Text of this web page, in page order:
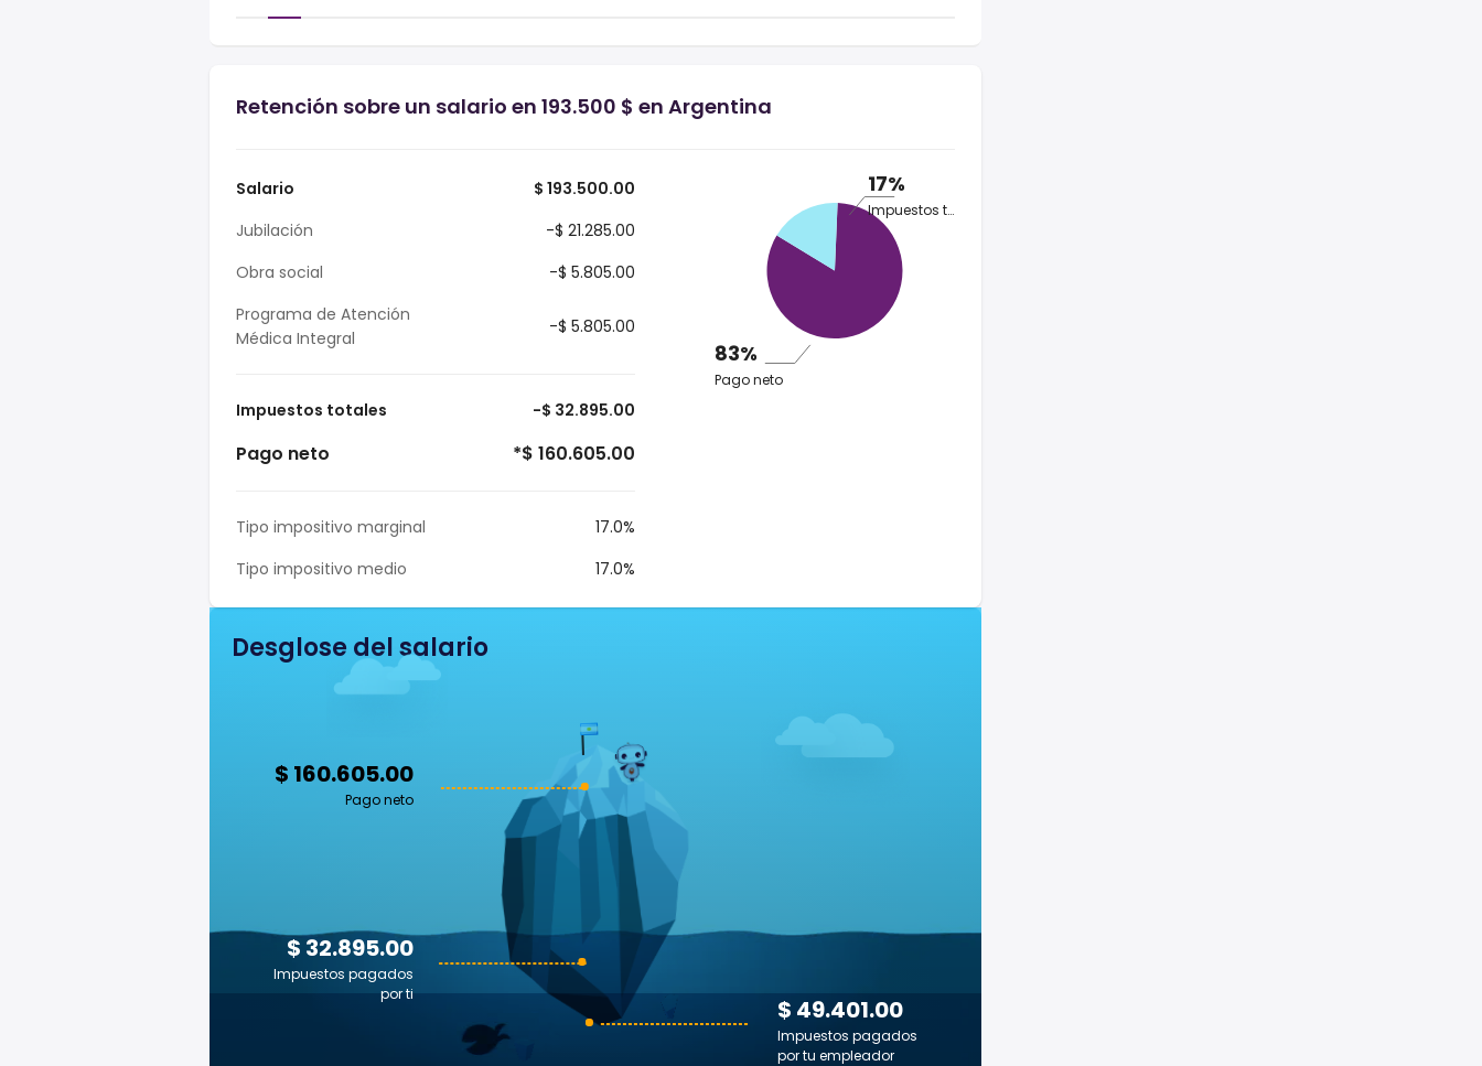
Retención sobre un salario en 193.500 $ en Argentina
Salario
$ 193.500.00
Jubilación
-$ 21.285.00
Obra social
-$ 5.805.00
Programa de Atención
Médica Integral
-$ 5.805.00
Impuestos totales -$ 32.895.00
Pago neto *$ 160.605.00
Tipo impositivo marginal
17.0%
Tipo impositivo medio
17.0%
17%
Impuestos totales
83%
Pago neto
Desglose del salario
$ 160.605.00
Pago neto
$ 49.401.00
Impuestos pagados
por tu empleador
$ 32.895.00
Impuestos pagados
por ti